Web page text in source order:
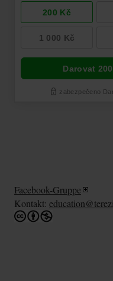
Facebook-Gruppe
Kontakt: